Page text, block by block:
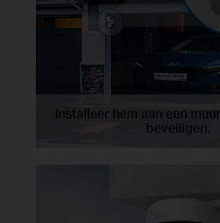
Installeer hem aan een
beveiligen.